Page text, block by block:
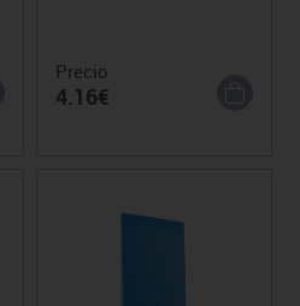
Precio
4.16€